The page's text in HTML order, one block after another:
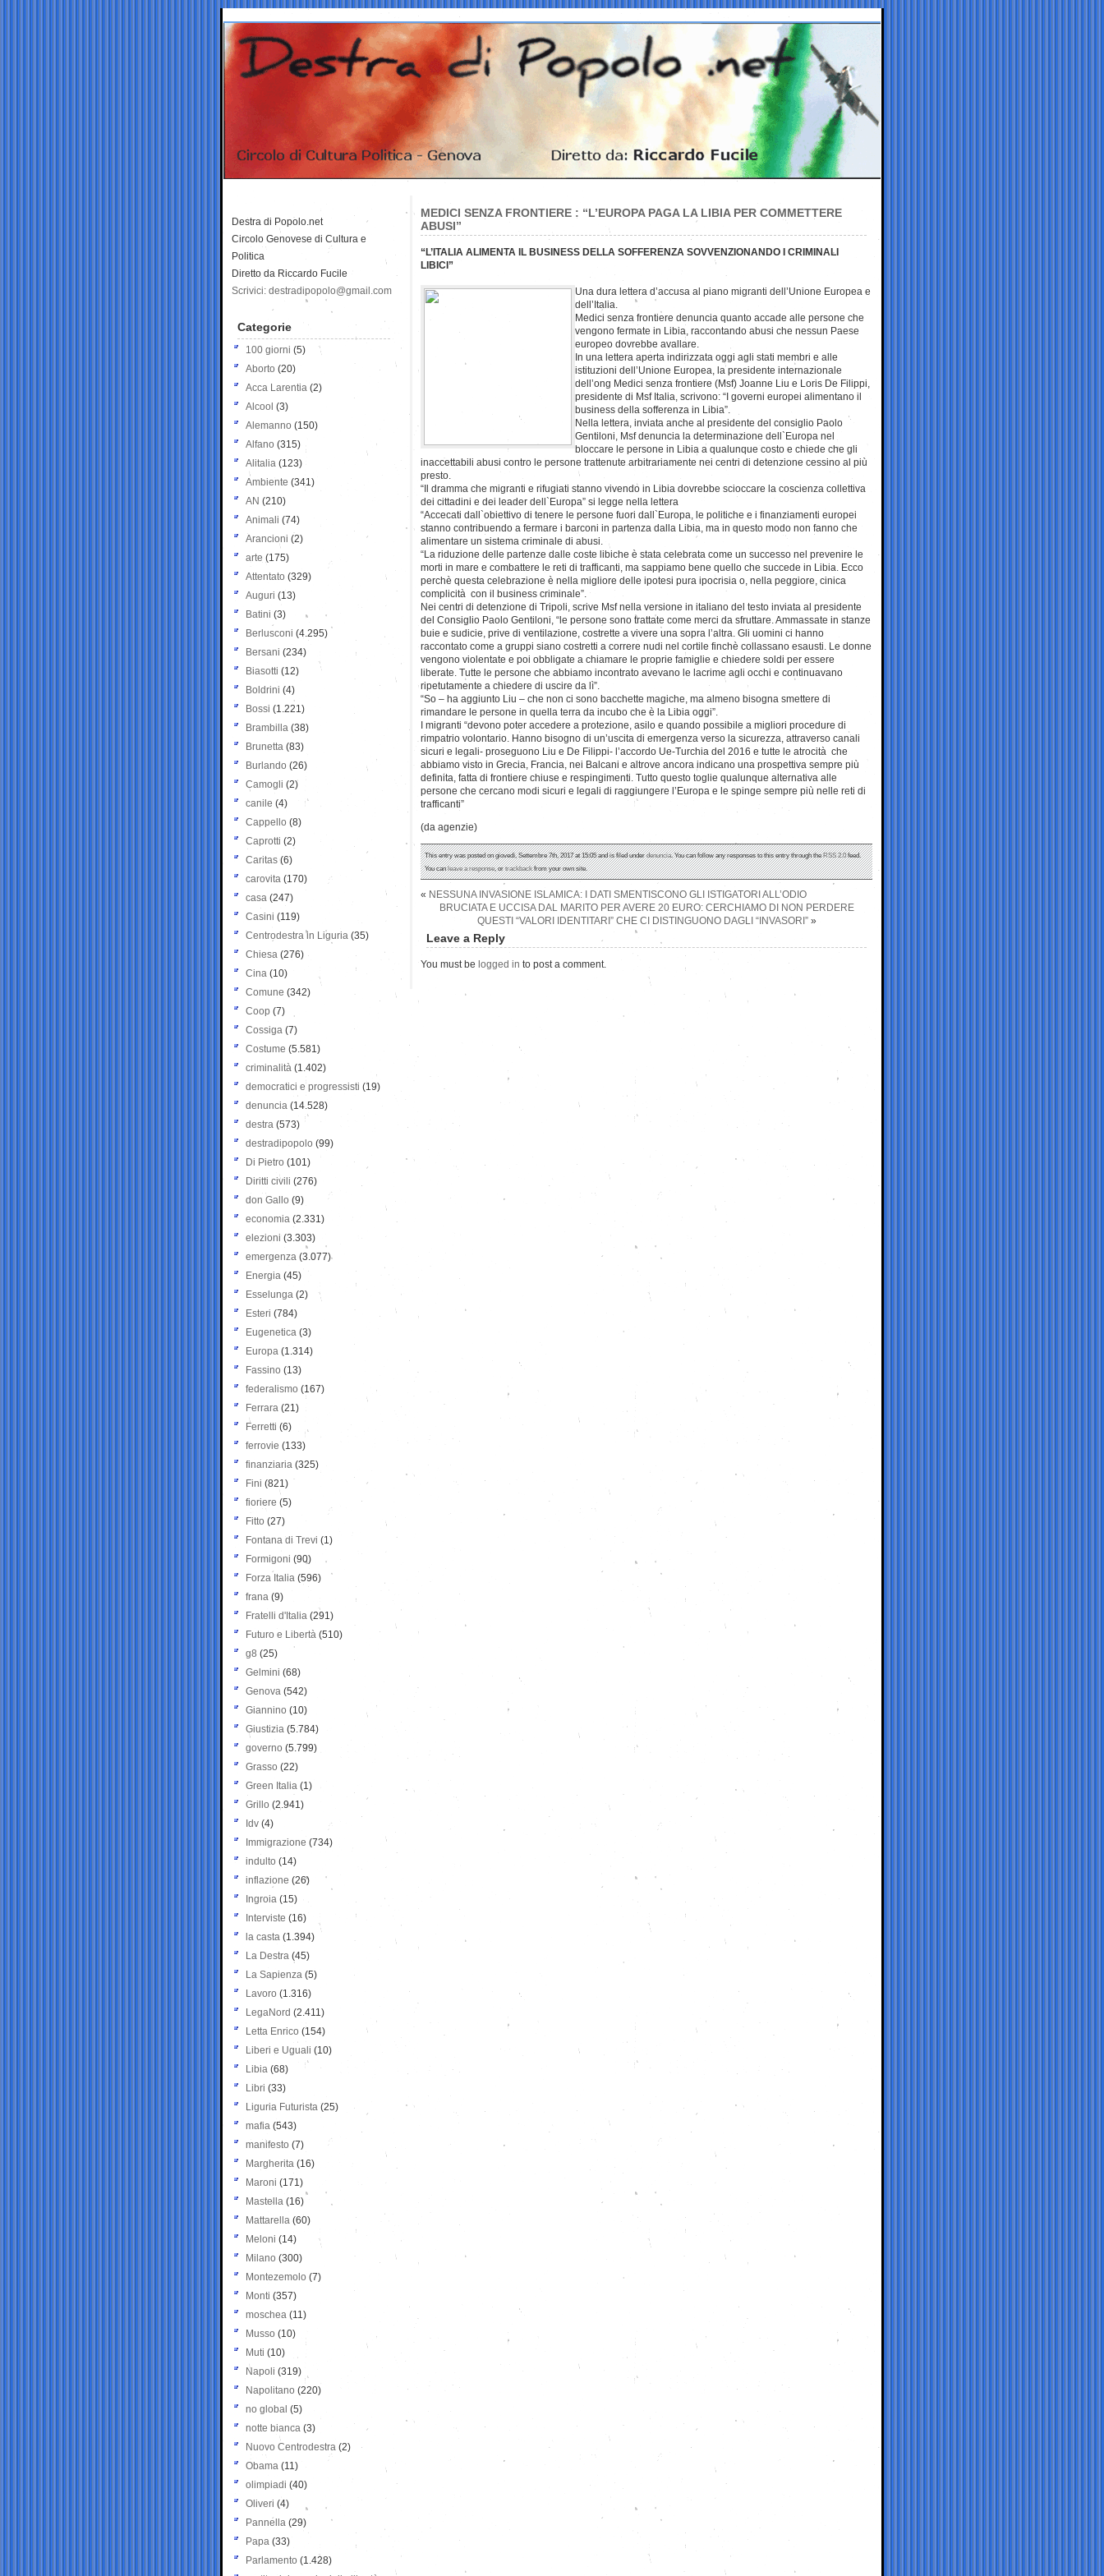
MEDICI SENZA FRONTIERE : “L’EUROPA PAGA LA LIBIA PER COMMETTERE
ABUSI”
“L’ITALIA ALIMENTA IL BUSINESS DELLA SOFFERENZA SOVVENZIONANDO I CRIMINALI
LIBICI”
Una dura lettera d’accusa al piano migranti dell’Unione Europea e
dell’Italia.
Medici senza frontiere denuncia quanto accade alle persone che
vengono fermate in Libia, raccontando abusi che nessun Paese
europeo dovrebbe avallare.
In una lettera aperta indirizzata oggi agli stati membri e alle
istituzioni dell’Unione Europea, la presidente internazionale
dell’ong Medici senza frontiere (Msf) Joanne Liu e Loris De Filippi,
presidente di Msf Italia, scrivono: “I governi europei alimentano il
business della sofferenza in Libia”.
Nella lettera, inviata anche al presidente del consiglio Paolo
Gentiloni, Msf denuncia la determinazione dell`Europa nel
bloccare le persone in Libia a qualunque costo e chiede che gli
inaccettabili abusi contro le persone trattenute arbitrariamente nei centri di detenzione cessino al più
presto.
“Il dramma che migranti e rifugiati stanno vivendo in Libia dovrebbe scioccare la coscienza collettiva
dei cittadini e dei leader dell`Europa” si legge nella lettera
“Accecati dall`obiettivo di tenere le persone fuori dall`Europa, le politiche e i finanziamenti europei
stanno contribuendo a fermare i barconi in partenza dalla Libia, ma in questo modo non fanno che
alimentare un sistema criminale di abusi.
“La riduzione delle partenze dalle coste libiche è stata celebrata come un successo nel prevenire le
morti in mare e combattere le reti di trafficanti, ma sappiamo bene quello che succede in Libia. Ecco
perchè questa celebrazione è nella migliore delle ipotesi pura ipocrisia o, nella peggiore, cinica
complicità con il business criminale”.
Nei centri di detenzione di Tripoli, scrive Msf nella versione in italiano del testo inviata al presidente
del Consiglio Paolo Gentiloni, “le persone sono trattate come merci da sfruttare. Ammassate in stanze
buie e sudicie, prive di ventilazione, costrette a vivere una sopra l’altra. Gli uomini ci hanno
raccontato come a gruppi siano costretti a correre nudi nel cortile finchè collassano esausti. Le donne
vengono violentate e poi obbligate a chiamare le proprie famiglie e chiedere soldi per essere
liberate. Tutte le persone che abbiamo incontrato avevano le lacrime agli occhi e continuavano
ripetutamente a chiedere di uscire da lì”.
“So – ha aggiunto Liu – che non ci sono bacchette magiche, ma almeno bisogna smettere di
rimandare le persone in quella terra da incubo che è la Libia oggi”.
I migranti “devono poter accedere a protezione, asilo e quando possibile a migliori procedure di
rimpatrio volontario. Hanno bisogno di un’uscita di emergenza verso la sicurezza, attraverso canali
sicuri e legali- proseguono Liu e De Filippi- l’accordo Ue-Turchia del 2016 e tutte le atrocità che
abbiamo visto in Grecia, Francia, nei Balcani e altrove ancora indicano una prospettiva sempre più
definita, fatta di frontiere chiuse e respingimenti. Tutto questo toglie qualunque alternativa alle
persone che cercano modi sicuri e legali di raggiungere l’Europa e le spinge sempre più nelle reti di
trafficanti”
(da agenzie)
This entry was posted on giovedì, Settembre 7th, 2017 at 15:05 and is filed underdenuncia. You can follow any responses to this entry through theRSS 2.0feed.
You canleave a response, ortrackbackfrom your own site.
« NESSUNA INVASIONE ISLAMICA: I DATI SMENTISCONO GLI ISTIGATORI ALL’ODIO
BRUCIATA E UCCISA DAL MARITO PER AVERE 20 EURO: CERCHIAMO DI NON PERDERE
QUESTI “VALORI IDENTITARI” CHE CI DISTINGUONO DAGLI “INVASORI”»
Leave a Reply
You must be logged in to post a comment.
Destra di Popolo.net
Circolo Genovese di Cultura e
Politica
Diretto da Riccardo Fucile
Scrivici: destradipopolo@gmail.com
Categorie
100 giorni (5)
Aborto (20)
Acca Larentia (2)
Alcool (3)
Alemanno (150)
Alfano (315)
Alitalia (123)
Ambiente (341)
AN (210)
Animali (74)
Arancioni (2)
arte (175)
Attentato (329)
Auguri (13)
Batini (3)
Berlusconi (4.295)
Bersani (234)
Biasotti (12)
Boldrini (4)
Bossi (1.221)
Brambilla (38)
Brunetta (83)
Burlando (26)
Camogli (2)
canile (4)
Cappello (8)
Caprotti (2)
Caritas (6)
carovita (170)
casa (247)
Casini (119)
Centrodestra in Liguria (35)
Chiesa (276)
Cina (10)
Comune (342)
Coop (7)
Cossiga (7)
Costume (5.581)
criminalità (1.402)
democratici e progressisti (19)
denuncia (14.528)
destra (573)
destradipopolo (99)
Di Pietro (101)
Diritti civili (276)
don Gallo (9)
economia (2.331)
elezioni (3.303)
emergenza (3.077)
Energia (45)
Esselunga (2)
Esteri (784)
Eugenetica (3)
Europa (1.314)
Fassino (13)
federalismo (167)
Ferrara (21)
Ferretti (6)
ferrovie (133)
finanziaria (325)
Fini (821)
fioriere (5)
Fitto (27)
Fontana di Trevi (1)
Formigoni (90)
Forza Italia (596)
frana (9)
Fratelli d'Italia (291)
Futuro e Libertà (510)
g8 (25)
Gelmini (68)
Genova (542)
Giannino (10)
Giustizia (5.784)
governo (5.799)
Grasso (22)
Green Italia (1)
Grillo (2.941)
Idv (4)
Immigrazione (734)
indulto (14)
inflazione (26)
Ingroia (15)
Interviste (16)
la casta (1.394)
La Destra (45)
La Sapienza (5)
Lavoro (1.316)
LegaNord (2.411)
Letta Enrico (154)
Liberi e Uguali (10)
Libia (68)
Libri (33)
Liguria Futurista (25)
mafia (543)
manifesto (7)
Margherita (16)
Maroni (171)
Mastella (16)
Mattarella (60)
Meloni (14)
Milano (300)
Montezemolo (7)
Monti (357)
moschea (11)
Musso (10)
Muti (10)
Napoli (319)
Napolitano (220)
no global (5)
notte bianca (3)
Nuovo Centrodestra (2)
Obama (11)
olimpiadi (40)
Oliveri (4)
Pannella (29)
Papa (33)
Parlamento (1.428)